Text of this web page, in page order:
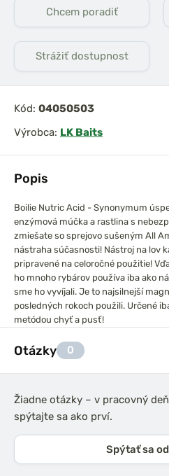
Popis
Boilie Nutric Acid - Synonymum
enzýmová múčka a rastlina s
zmiešate so sprejovo sušeným All
nástraha súčasnosti! Nástroj na lov
pripravené na celoročné použitie!
ho mnoho rybárov používa iba ako
sme ho vyvíjali. Je to najsilnejší
posledných rokoch použili. Určené
metódou chyť a pusť!
Otázky 0
Žiadne otázky – v pracovný
spýtajte sa ako prví.
Spýtať sa
Chcem poradiť
Strážiť dostupnost
Kód: 04050503
Výrobca: LK Baits